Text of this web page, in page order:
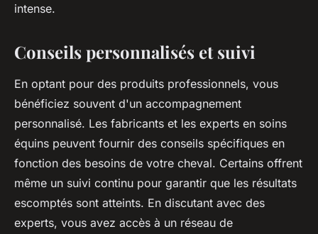
intense.
Conseils personnalisés et suivi
En optant pour des produits professionnels, vous
bénéficiez souvent d'un accompagnement
personnalisé. Les fabricants et les experts en soins
équins peuvent fournir des conseils spécifiques en
fonction des besoins de votre cheval. Certains offrent
même un suivi continu pour garantir que les résultats
escomptés sont atteints. En discutant avec des
experts, vous avez accès à un réseau de